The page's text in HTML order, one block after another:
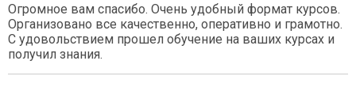
Огромное вам спасибо. Очень удобный формат курсов.
Организовано все качественно, оперативно и грамотно.
С удовольствием прошел обучение на ваших курсах и
получил знания.